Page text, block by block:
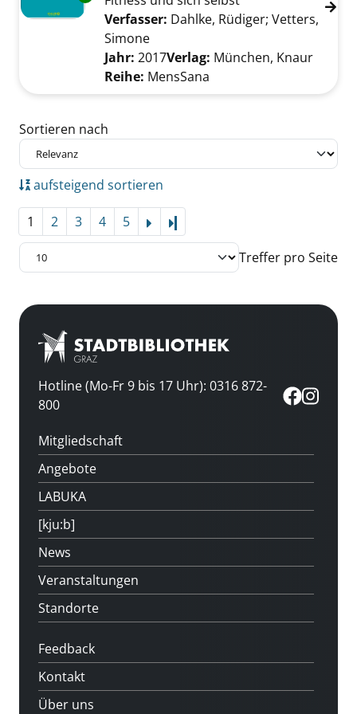
Verfasser: Dahlke, Rüdiger; Vetters,
Simone
Jahr: 2017Verlag: München, Knaur
Reihe: MensSana
Zu den Suchfiltern springen
Sortieren nach
aufsteigend sortieren
1 2 3 4 5
Treffer pro Seite
Hotline (Mo-Fr 9 bis 17 Uhr): 0316 872-
800
Mitgliedschaft
Angebote
LABUKA
[kju:b]
News
Veranstaltungen
Standorte
Feedback
Kontakt
Über uns